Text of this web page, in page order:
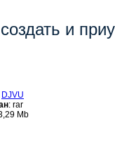
и
DJVU
: rar
Mb